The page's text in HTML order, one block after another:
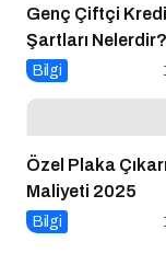
Genç Çiftçi
Şartları Nelerdir?
Bilgi
Özel Plaka
Maliyeti 2025
Bilgi